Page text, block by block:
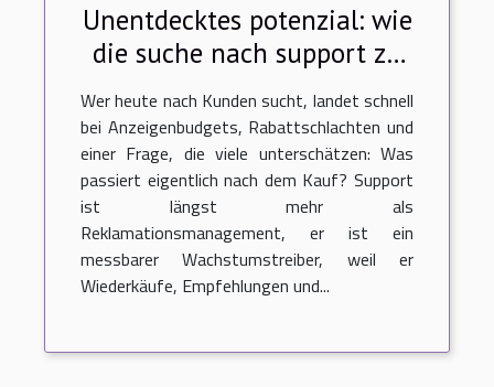
Unentdecktes potenzial: wie
die suche nach support zu
neuen kunden führt
Wer heute nach Kunden sucht, landet schnell
bei Anzeigenbudgets, Rabattschlachten und
einer Frage, die viele unterschätzen: Was
passiert eigentlich nach dem Kauf? Support
ist längst mehr als
Reklamationsmanagement, er ist ein
messbarer Wachstumstreiber, weil er
Wiederkäufe, Empfehlungen und...